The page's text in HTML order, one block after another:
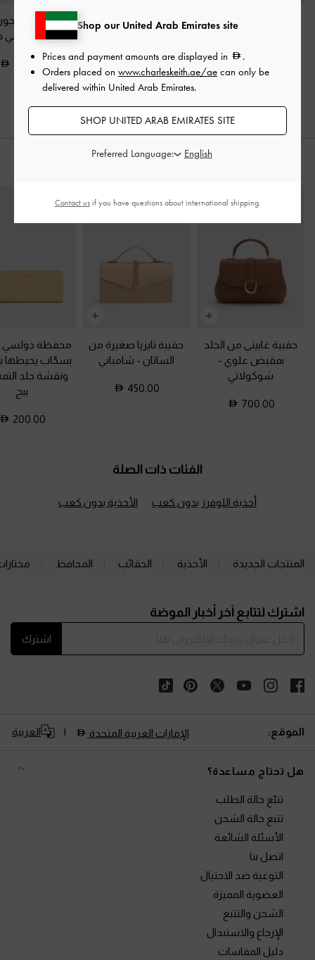
حذاء لوفر بيني بتأثير
375.00
لوفرز قماش بمشبك
400.00
حذاء لوفر
375.00
حقيبة غابيني من الجلد
بمقبض علوي -
شوكولاتي
700.00
حقيبة تايزيا صغيرة من
الساتان - شامباني
450.00
محفظة دولسي
بسحّاب يحيطها
ونقشة جلد
بيج
200.00
الفئات ذات الصلة
أحذية اللوفرز بدون كعب الأحذية بدون كعب
المنتجات الجديدة الأحذية الحقائب المحافظ
اشترك لتتابع آخر أخبار الموضة
اشترك
الموقع: الإمارات العربية المتحدة العربية
هل تحتاج مساعدة؟
تتبّع حالة الطلب
تتبع حالة الشحن
الأسئلة الشائعة
اتصل بنا
التوعية ضد الاحتيال
العضوية المميزة
الشحن والتتبع
الإرجاع والاستبدال
دليل المقاسات
Shop our United Arab Emirates site
Prices and payment amounts are displayed in
.
Orders placed on www.charleskeith.ae/ae can only be
delivered within United Arab Emirates.
SHOP UNITED ARAB EMIRATES SITE
Preferred Language:
Contact usif you have questions about international shipping.